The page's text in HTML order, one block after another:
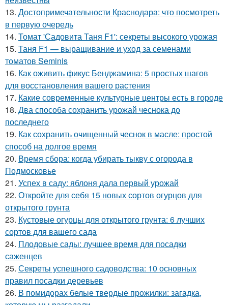
13. Достопримечательности Краснодара: что посмотреть
в первую очередь
14. Томат 'Садовита Таня F1': секреты высокого урожая
15. Таня F1 — выращивание и уход за семенами
томатов Seminis
16. Как оживить фикус Бенджамина: 5 простых шагов
для восстановления вашего растения
17. Какие современные культурные центры есть в городе
18. Два способа сохранить урожай чеснока до
последнего
19. Как сохранить очищенный чеснок в масле: простой
способ на долгое время
20. Время сбора: когда убирать тыкву с огорода в
Подмосковье
21. Успех в саду: яблоня дала первый урожай
22. Откройте для себя 15 новых сортов огурцов для
открытого грунта
23. Кустовые огурцы для открытого грунта: 6 лучших
сортов для вашего сада
24. Плодовые сады: лучшее время для посадки
саженцев
25. Секреты успешного садоводства: 10 основных
правил посадки деревьев
26. В помидорах белые твердые прожилки: загадка,